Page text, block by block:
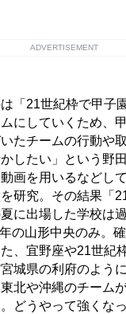
ADVERTISEMENT
「21世紀枠で甲子
にしていくため、
たチームの行動や
したい」という野田
画を用いるなどし
研究。その結果「
に出場した学校は
の山形中央のみ。
、宜野座や21世紀
城県の利府のよう
北や沖縄のチーム
どうやって強くな